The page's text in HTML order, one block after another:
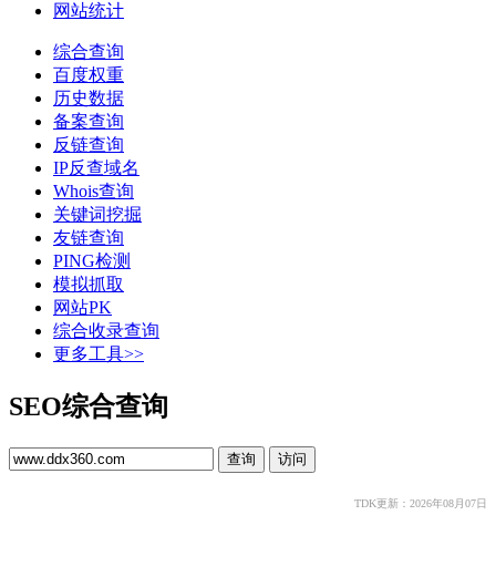
网站统计
综合查询
百度权重
历史数据
备案查询
反链查询
IP反查域名
Whois查询
关键词挖掘
友链查询
PING检测
模拟抓取
网站PK
综合收录查询
更多工具>>
SEO综合查询
TDK更新：2026年08月07日